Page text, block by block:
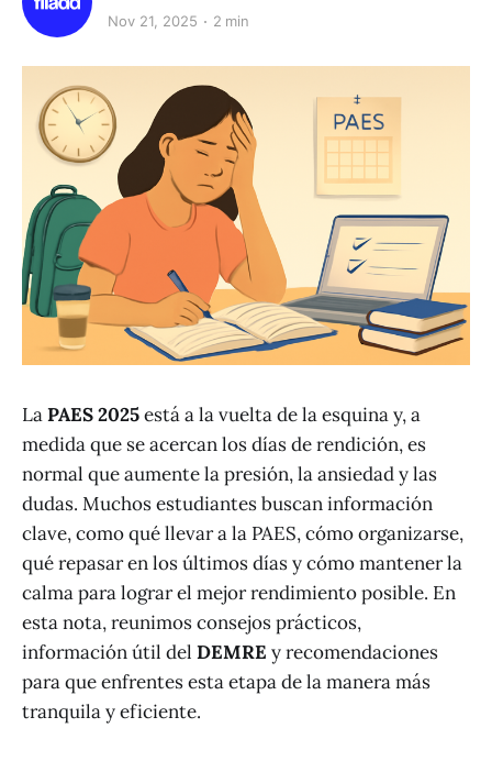
Nov 21, 2025 2 min
LaPAES 2025está a la vuelta de la esquina y, a
medida que se acercan los días de rendición, es
normal que aumente la presión, la ansiedad y las
dudas. Muchos estudiantes buscan información
clave, como qué llevar a la PAES, cómo organizarse,
qué repasar en los últimos días y cómo mantener la
calma para lograr el mejor rendimiento posible. En
esta nota, reunimos consejos prácticos,
información útil del DEMRE y recomendaciones
para que enfrentes esta etapa de la manera más
tranquila y eficiente.